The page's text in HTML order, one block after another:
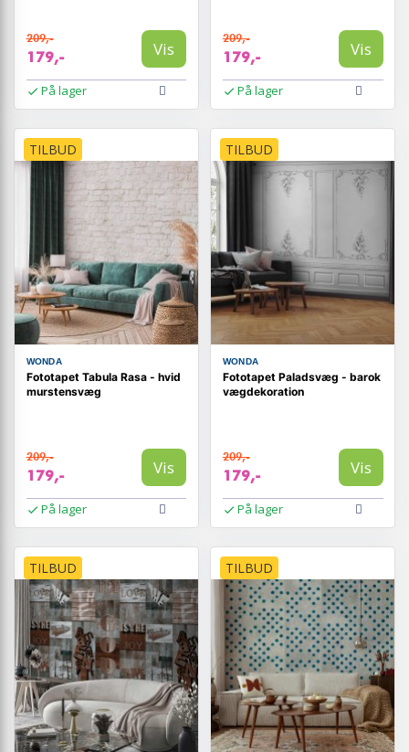
209,-
179,- Vis
På lager
209,-
179,- Vis
På lager
TILBUD
WONDA
Fototapet Tabula Rasa - hvid
murstensvæg
209,-
179,- Vis
På lager
TILBUD
WONDA
Fototapet Paladsvæg - barok
vægdekoration
209,-
179,- Vis
På lager
TILBUD TILBUD